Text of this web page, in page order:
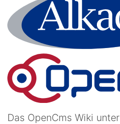
Das OpenCms Wiki unter